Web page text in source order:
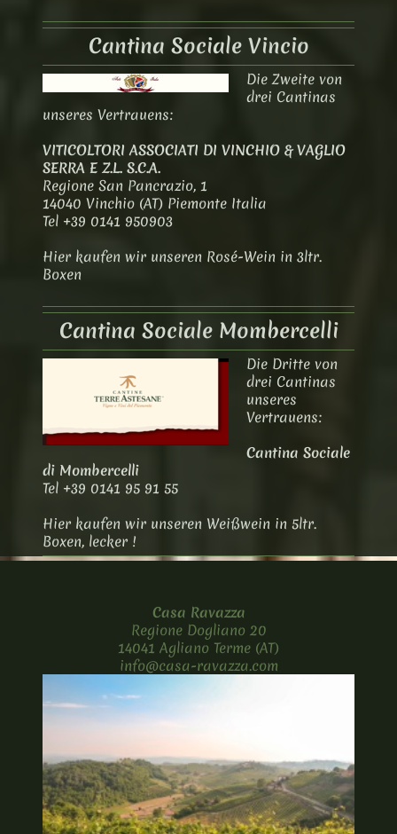
Cantina Sociale Vincio
Die Zweite von
drei Cantinas
unseres Vertrauens:
VITICOLTORI ASSOCIATI DI VINCHIO & VAGLIO
SERRA E Z.L. S.C.A.
Regione San Pancrazio, 1
14040 Vinchio (AT) Piemonte Italia
Tel +39 0141 950903
Hier kaufen wir unseren Rosé-Wein in 3ltr.
Boxen
Cantina Sociale Mombercelli
Die Dritte von
drei Cantinas
unseres
Vertrauens:
Cantina Sociale
di Mombercelli
Tel +39 0141 95 91 55
Hier kaufen wir unseren Weißwein in 5ltr.
Boxen, lecker !
Casa Ravazza
Regione Dogliano 20
14041 Agliano Terme (AT)
info@casa-ravazza.com